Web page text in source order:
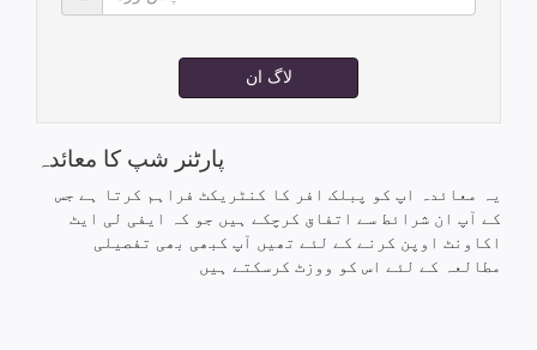
لاگ ان
پارٹنر شپ کا معائدہ
یہ معائدہ اپ کو پبلک افر کا کنٹریکٹ فراہم کرتا ہے جس
کے آپ ان شرائط سے اتفاق کرچکے ہیں جو کہ ایفی لی ایٹ
اکاونٹ اوپن کرنے کے لئے تھیں آپ کبھی بھی تفصیلی
مطالعہ کے لئے اس کو ووزٹ کرسکتے ہیں